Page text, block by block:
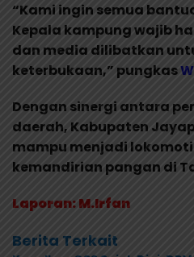
“Kami ingin semua
Kepala kampung wajib
dan media dilibatkan
keterbukaan,” pungkas
Dengan sinergi antara
daerah, Kabupaten
mampu menjadi
kemandirian pangan di
Laporan: M.Irfan
Berita Terkait